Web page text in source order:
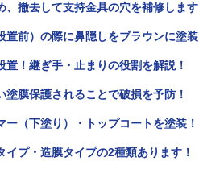
撤去して支持金具の穴を補修します
前）の際に鼻隠しをブラウンに塗装
！継ぎ手・止まりの役割を解説！
膜保護されることで破損を予防！
（下塗り）・トップコートを塗装！
プ・造膜タイプの2種類あります！